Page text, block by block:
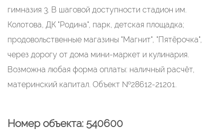
гимназия 3. В шаговой доступности стадион им.
Колотова, ДК "Родина", парк, детская площадка;
продовольственные магазины "Магнит", "Пятёрочка",
через дорогу от дома мини-маркет и кулинария.
Возможна любая форма оплаты: наличный расчёт,
материнский капитал. Объект №28612-21201.
Номер объекта: 540600